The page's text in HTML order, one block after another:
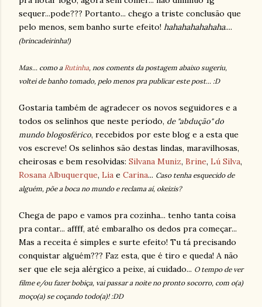
sequer...pode??? Portanto... chego a triste conclusão que
pelo menos, sem banho surte efeito! hahahahahahaha....
(brincadeirinha!)
Mas... como a Rutinha, nos coments da postagem abaixo sugeriu,
voltei de banho tomado, pelo menos pra publicar este post... :D
Gostaria também de agradecer os novos seguidores e a
todos os selinhos que neste período, de "abdução" do
mundo blogosférico, recebidos por este blog e a esta que
vos escreve! Os selinhos são destas lindas, maravilhosas,
cheirosas e bem resolvidas: Silvana Muniz, Brine, Lú Silva,
Rosana Albuquerque, Lia e Carina... Caso tenha esquecido de
alguém, põe a boca no mundo e reclama aí, okeizis?
Chega de papo e vamos pra cozinha... tenho tanta coisa
pra contar... affff, até embaralho os dedos pra começar...
Mas a receita é simples e surte efeito! Tu tá precisando
conquistar alguém??? Faz esta, que é tiro e queda! A não
ser que ele seja alérgico a peixe, aí cuidado... O tempo de ver
filme e/ou fazer bobiça, vai passar a noite no pronto socorro, com o(a)
moço(a) se coçando todo(a)! :DD